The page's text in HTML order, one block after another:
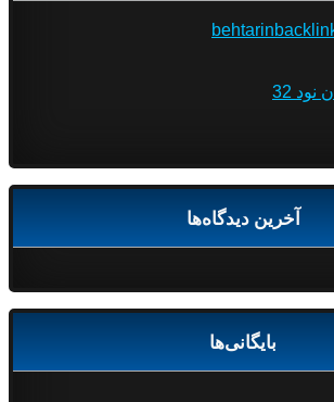
32
آخرین دیدگاه‌ها
بایگانی‌ها